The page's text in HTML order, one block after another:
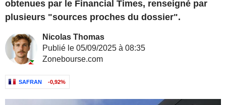
obtenues par le Financial Times, renseigné par
plusieurs "sources proches du dossier".
Nicolas Thomas
Publié le 05/09/2025 à 08:35
Zonebourse.com
SAFRAN -0,92%